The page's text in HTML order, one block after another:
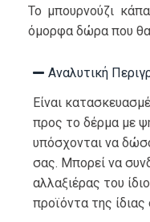
Το μπουρνούζι
όμορφα δώρα που θα
Αναλυτική
Είναι
προς το δέρμα με
υπόσχονται να
σας. Μπορεί να
αλλαξιέρας του
προϊόντα της ίδιας